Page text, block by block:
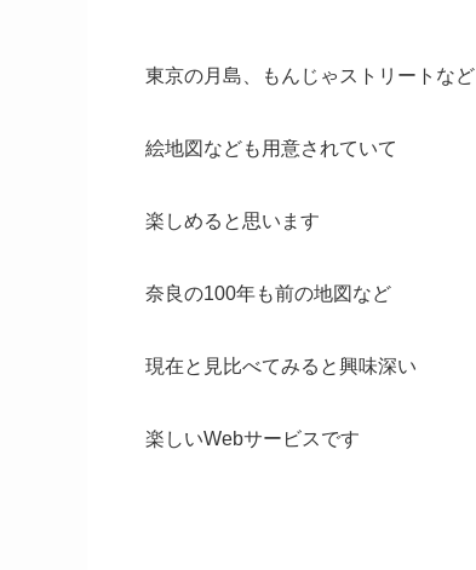
東京の月島、もんじゃストリートなど
絵地図なども用意されていて
楽しめると思います
奈良の100年も前の地図など
現在と見比べてみると興味深い
楽しいWebサービスです